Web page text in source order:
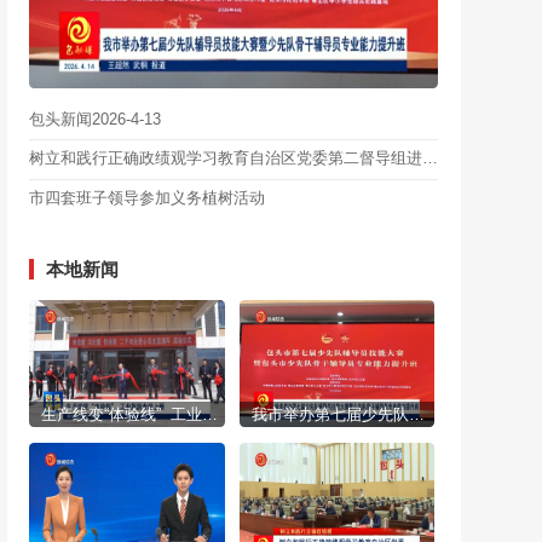
包头新闻2026-4-13
树立和践行正确政绩观学习教育自治区党委第二督导组进驻包头市见面会召开
市四套班子领导参加义务植树活动
本地新闻
生产线变“体验线” 工业旅游专线上新 我市举办第七届少先队辅导员技能大赛暨少先队骨干辅导员专业能力提升班